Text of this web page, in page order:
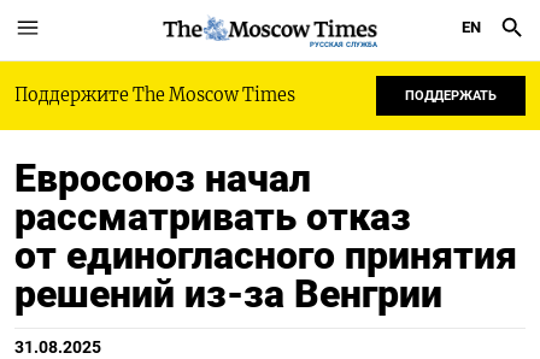
РУССКАЯ СЛУЖБА
EN
Поддержите The Moscow Times ПОДДЕРЖАТЬ
Евросоюз начал
рассматривать отказ
от единогласного принятия
решений из-за Венгрии
31.08.2025